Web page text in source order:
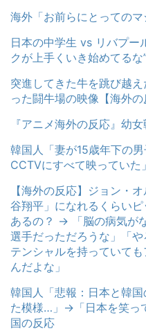
海外「お前らにとってのマ
日本の中学生 vs リバプ
クが上手くいき始めてる
突進してきた牛を跳び越
った闘牛場の映像【海外の
『アニメ海外の反応』幼
韓国人「妻が15歳年下の
CCTVにすべて映っていた
【海外の反応】ジョン・
谷翔平」になれるくらい
あるの？ → 「脳の病気が
選手だっただろうな」「
テンシャルを持っていて
んだよな」
韓国人「悲報：日本と韓
た模様…」→「日本を笑っ
国の反応